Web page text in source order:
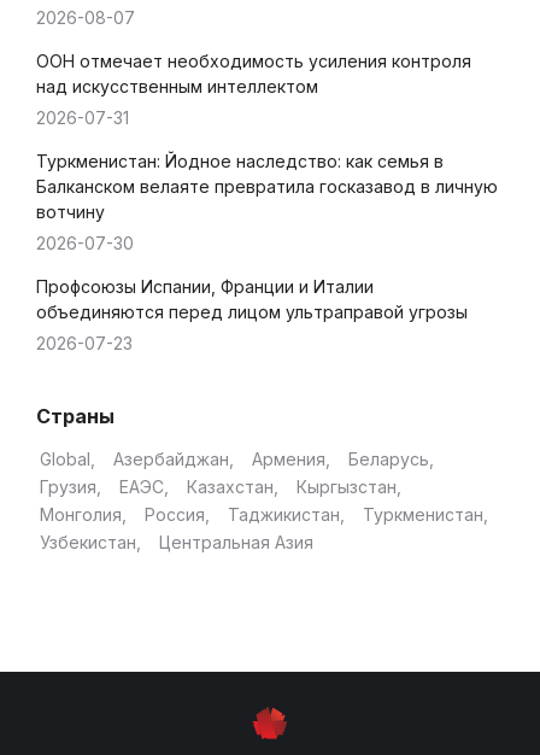
2026-08-07
ООН отмечает необходимость усиления контроля
над искусственным интеллектом
2026-07-31
Туркменистан: Йодное наследство: как семья в
Балканском велаяте превратила госказавод в личную
вотчину
2026-07-30
Профсоюзы Испании, Франции и Италии
объединяются перед лицом ультраправой угрозы
2026-07-23
Страны
Global Азербайджан Армения
Беларусь
Грузия
ЕАЭС Казахстан
Кыргызстан
Монголия
Россия Таджикистан
Туркменистан
Узбекистан
Центральная Азия